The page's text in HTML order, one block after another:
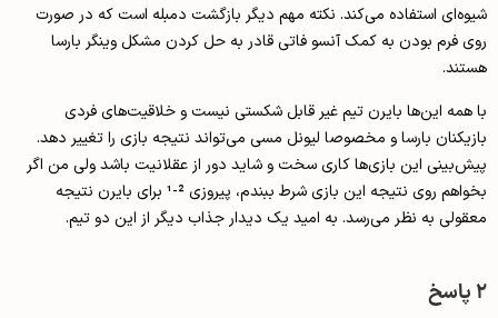
شیوه‌­ای استفاده می­‌کند. نکته مهم دیگر بازگشت دمبله است که در صورت
روی فرم بودن به کمک آنسو فاتی قادر به حل کردن مشکل وینگر بارسا
هستند.
با همه این­‌ها بایرن تیم غیر قابل شکستی نیست و خلاقیت‌­های فردی
بازیکنان بارسا و مخصوصا لیونل مسی می­‌تواند نتیجه بازی را تغییر دهد.
پیش‌­بینی این بازی­‌ها کاری سخت و شاید دور از عقلانیت باشد ولی من اگر
بخواهم روی نتیجه این بازی شرط ببندم، پیروزی 2-1 برای بایرن نتیجه
معقولی به نظر می‌رسد. به امید یک دیدار جذاب دیگر از این دو تیم.
2 پاسخ